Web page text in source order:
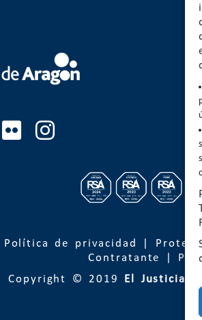
Política de privacidad
Contratante
Copyright © 2019 El Justicia